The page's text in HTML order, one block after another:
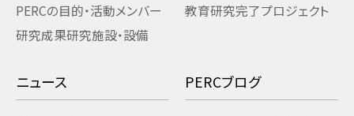
PERCの目的・活動メンバー
研究成果研究施設・設備
教育研究完了プロジェクト
ニュース PERCブログ